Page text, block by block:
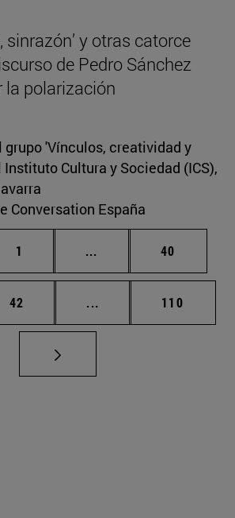
sinrazón’ y otras catorce
de Pedro Sánchez
polarización
grupo 'Vínculos, creatividad y
Instituto Cultura y Sociedad (ICS),
Conversation España
Página
1 ... Páginas intermedias
Página
40
Página
42 ... Páginas intermedias
Página
110